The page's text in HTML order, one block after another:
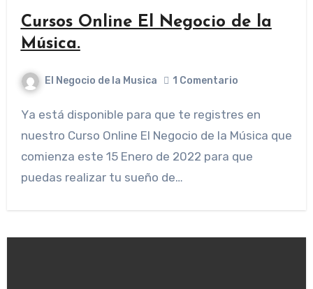
Cursos Online El Negocio de la
Música.
El Negocio de la Musica 1 Comentario
Ya está disponible para que te registres en
nuestro Curso Online El Negocio de la Música que
comienza este 15 Enero de 2022 para que
puedas realizar tu sueño de…